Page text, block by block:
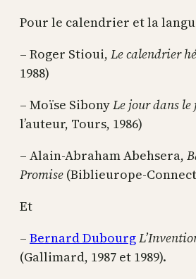
Pour le calendrier et la
– Roger Stioui, Le calendrier
1988)
– Moïse SibonyLe jour dans
l’auteur, Tours, 1986)
– Alain-Abraham Abehsera,
Promise (Biblieurope-
Et
– Bernard Dubourg
(Gallimard, 1987 et 1989).